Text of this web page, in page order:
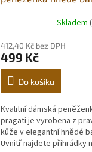
Skladem
412,40 Kč bez DPH
499 Kč
Do košíku
Kvalitní dámská
pragati je vyrobena z
kůže v elegantní hnědé
Uvnitř najdete přihrádky